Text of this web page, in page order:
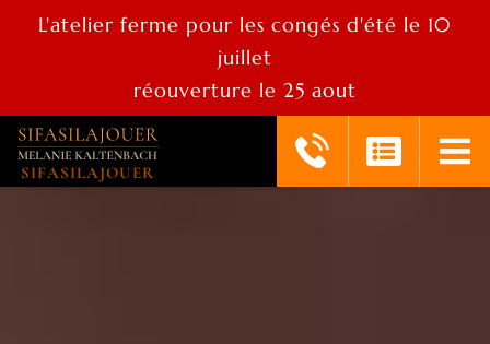
L'atelier ferme pour les congés d'été le 10
juillet
réouverture le 25 aout
SIFASILAJOUER